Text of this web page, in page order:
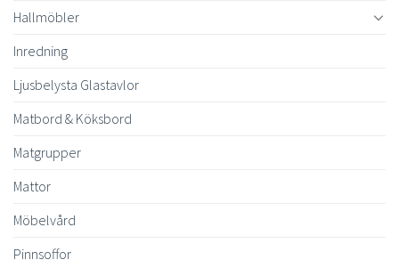
Hallmöbler
Inredning
Ljusbelysta Glastavlor
Matbord & Köksbord
Matgrupper
Mattor
Möbelvård
Pinnsoffor